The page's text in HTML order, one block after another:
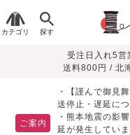
カテゴリ 探す
レデ
生地で
さがす
受注日入れ5営
送料800円 / 北
ご案内
・【謹んで御見
送停止・遅延に
・熊本地震の影
延が発生してい